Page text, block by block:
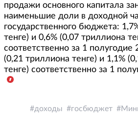
продажи основного капитала
наименьшие доли в доходной
государственного бюджета:
тенге) и 0,6% (0,07 триллиона
соответственно за 1 полугодие
(0,21 триллиона тенге) и 1,1%
тенге) соответственно за 1
доходы госбюджет